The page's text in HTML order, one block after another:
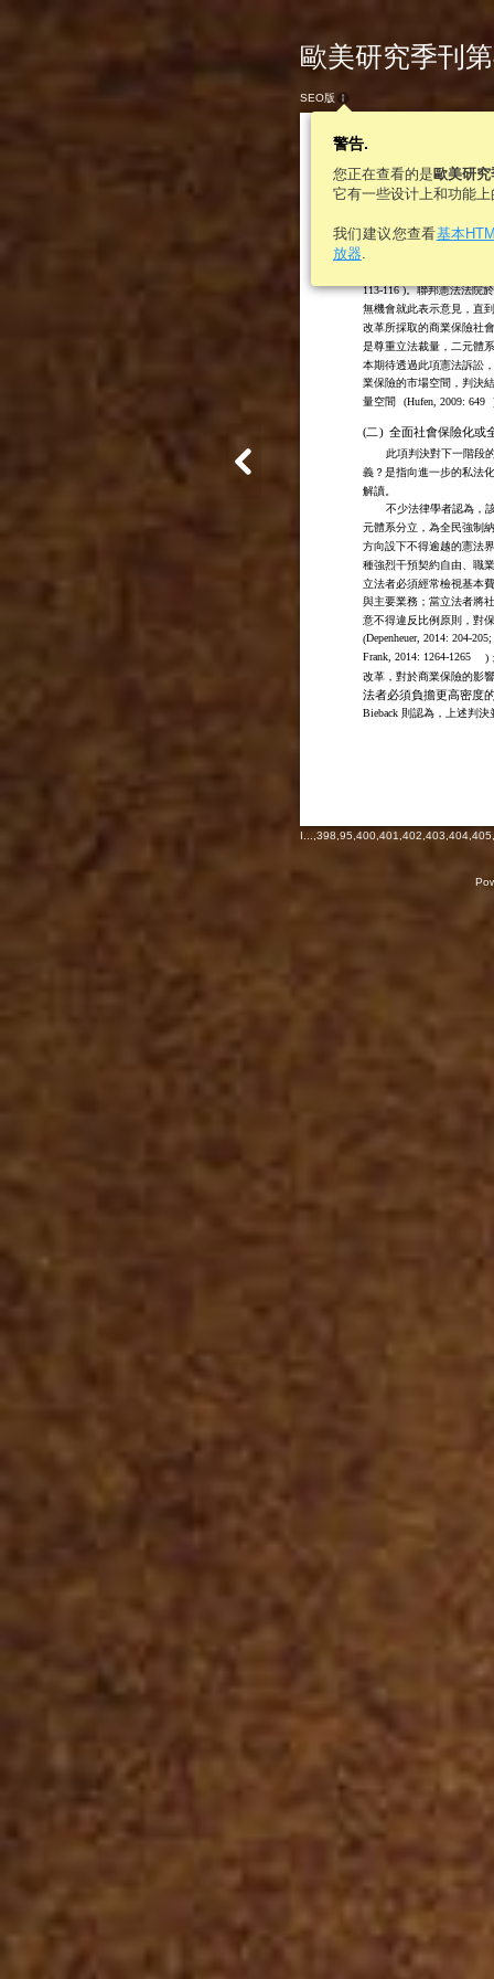
歐美研究季刊
113-116 )。聯邦憲法法院於
無機會就此表示意見，直到
改革所採取的商業保險社
是尊重立法裁量，二元體
本期待透過此項憲法訴訟
業保險的市場空間，判決
量空間
(Hufen, 2009: 649
(二) 全面社會保險化或
此項判決對下一階段
義？是指向進一步的私法
解讀。
不少法律學者認為，
元體系分立，為全民強制
方向設下不得逾越的憲法
種強烈干預契約自由、職
立法者必須經常檢視基本
與主要業務；當立法者將
意不得違反比例原則，對
(Depenheuer, 2014: 204-
Frank, 2014: 1264-1265
)
改革，對於商業保險的影
法者必須負擔更高密度
Bieback 則認為，上述判決
SEO版
警告.
您正在查看的是歐美研
它有一些设计上和功能
我们建议您查看基本
放器
I 398 95 400 401 402 403 404 405